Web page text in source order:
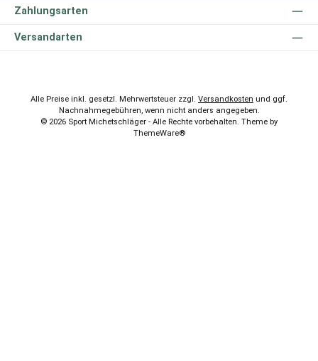
Zahlungsarten
Versandarten
Alle Preise inkl. gesetzl. Mehrwertsteuer zzgl. Versandkosten und ggf.
Nachnahmegebühren, wenn nicht anders angegeben.
© 2026 Sport Michetschläger - Alle Rechte vorbehalten. Theme by
ThemeWare®